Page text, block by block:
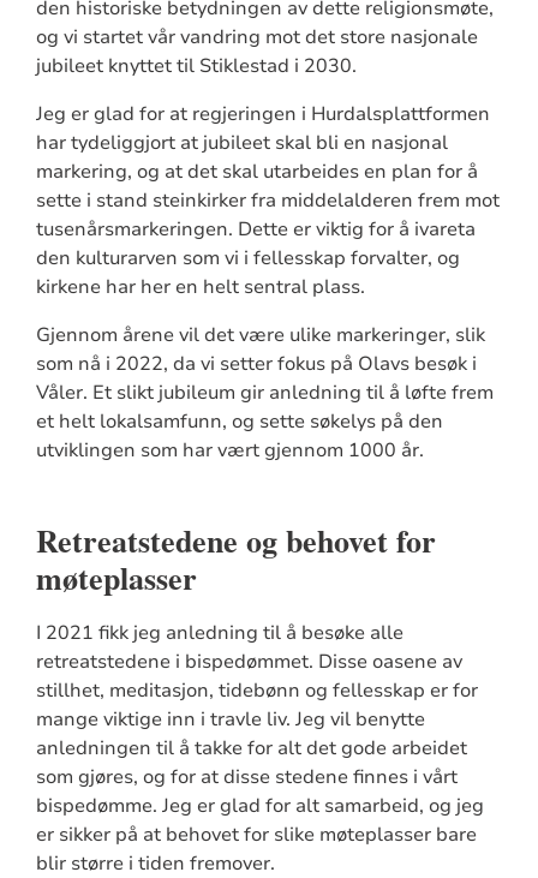
den historiske betydningen av dette religionsmøte,
og vi startet vår vandring mot det store nasjonale
jubileet knyttet til Stiklestad i 2030.
Jeg er glad for at regjeringen i Hurdalsplattformen
har tydeliggjort at jubileet skal bli en nasjonal
markering, og at det skal utarbeides en plan for å
sette i stand steinkirker fra middelalderen frem mot
tusenårsmarkeringen. Dette er viktig for å ivareta
den kulturarven som vi i fellesskap forvalter, og
kirkene har her en helt sentral plass.
Gjennom årene vil det være ulike markeringer, slik
som nå i 2022, da vi setter fokus på Olavs besøk i
Våler. Et slikt jubileum gir anledning til å løfte frem
et helt lokalsamfunn, og sette søkelys på den
utviklingen som har vært gjennom 1000 år.
Retreatstedene og behovet for
møteplasser
I 2021 fikk jeg anledning til å besøke alle
retreatstedene i bispedømmet. Disse oasene av
stillhet, meditasjon, tidebønn og fellesskap er for
mange viktige inn i travle liv. Jeg vil benytte
anledningen til å takke for alt det gode arbeidet
som gjøres, og for at disse stedene finnes i vårt
bispedømme. Jeg er glad for alt samarbeid, og jeg
er sikker på at behovet for slike møteplasser bare
blir større i tiden fremover.